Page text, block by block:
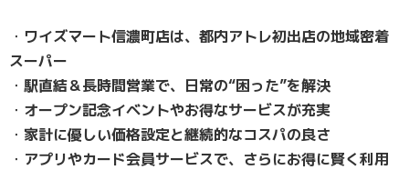
ワイズマート信濃町店は、都内アトレ初出店の地域密着
スーパー
駅直結＆長時間営業で、日常の“困った”を解決
オープン記念イベントやお得なサービスが充実
家計に優しい価格設定と継続的なコスパの良さ
アプリやカード会員サービスで、さらにお得に賢く利用